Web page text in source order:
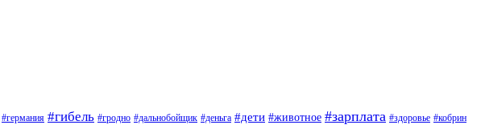
#германия #гибель #гродно #дальнобойщик #деньга #дети #животное #зарплата #здоровье #кобрин